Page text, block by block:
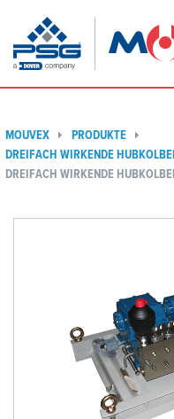
MOUVEX
PRODUKTE
DREIFACH WIRKENDE
DREIFACH WIRKENDE